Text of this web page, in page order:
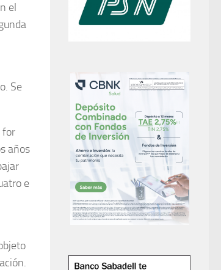
el
Se
for
años
e